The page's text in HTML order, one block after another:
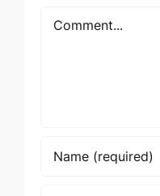
Comment